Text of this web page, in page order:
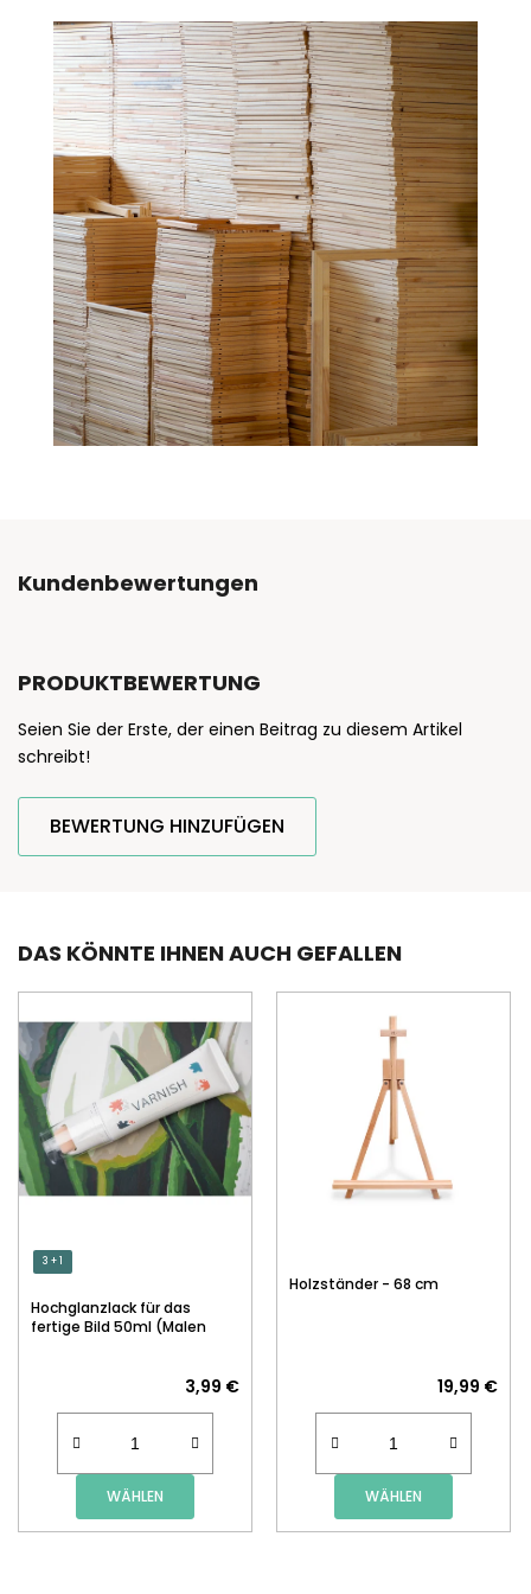
Kundenbewertungen
PRODUKTBEWERTUNG
Seien Sie der Erste, der einen Beitrag zu diesem Artikel
schreibt!
BEWERTUNG HINZUFÜGEN
DAS KÖNNTE IHNEN AUCH GEFALLEN
3 + 1
Hochglanzlack für das
fertige Bild 50ml (Malen
3,99 €
WÄHLEN
Holzständer - 68 cm
19,99 €
WÄHLEN